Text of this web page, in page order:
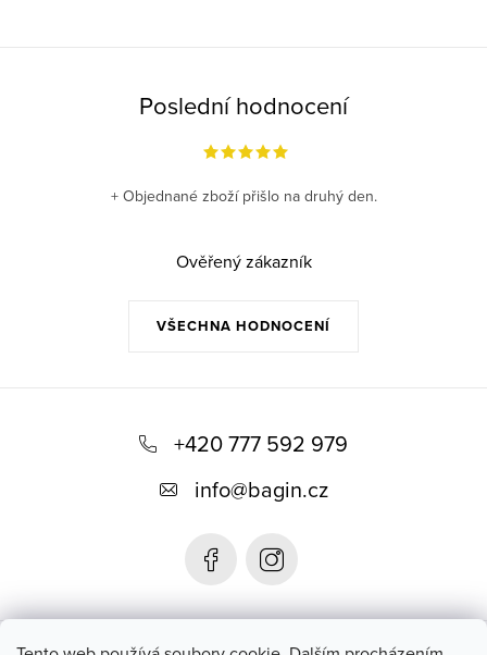
Poslední hodnocení
VŠECHNA HODNOCENÍ
+ Objednané zboží přišlo na druhý den.
Ověřený zákazník
+420 777 592 979
info@bagin.cz
Bagin.cz